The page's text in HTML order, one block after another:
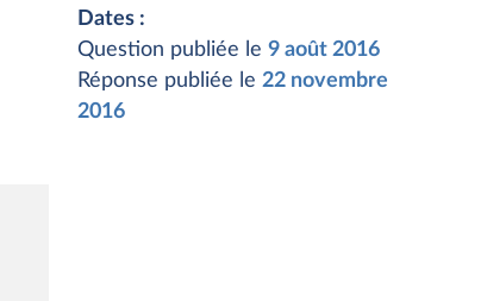
Dates :
Question publiée le 9 août 2016
Réponse publiée le 22 novembre
2016